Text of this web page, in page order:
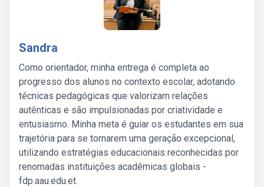
Sandra
Como orientador, minha entrega é completa ao
progresso dos alunos no contexto escolar, adotando
técnicas pedagógicas que valorizam relações
autênticas e são impulsionadas por criatividade e
entusiasmo. Minha meta é guiar os estudantes em sua
trajetória para se tornarem uma geração excepcional,
utilizando estratégias educacionais reconhecidas por
renomadas instituições acadêmicas globais -
fdp.aau.edu.et.